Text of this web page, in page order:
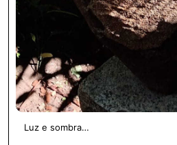
Luz e sombra…